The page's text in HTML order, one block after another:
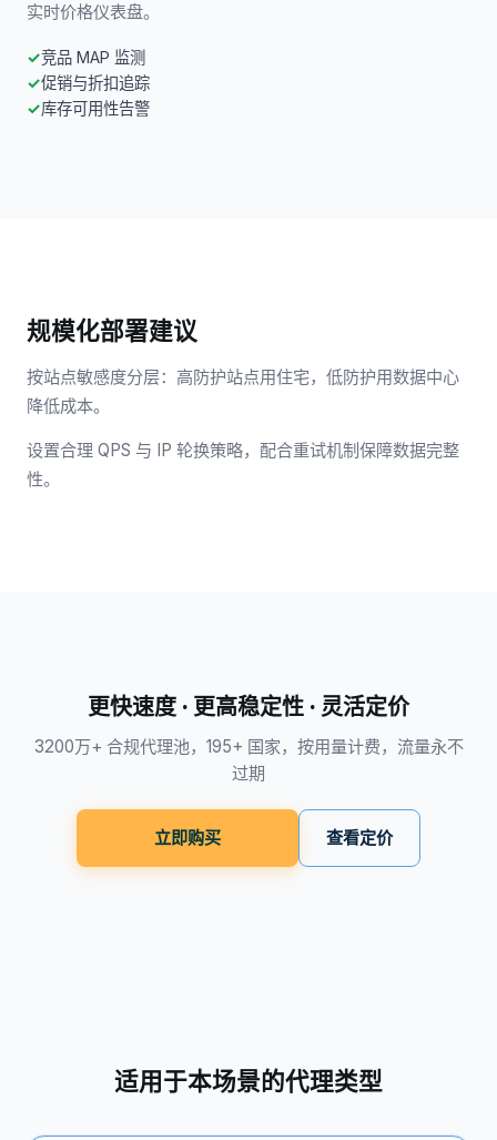
实时价格仪表盘。
竞品 MAP 监测
促销与折扣追踪
库存可用性告警
规模化部署建议
按站点敏感度分层：高防护站点用住宅，低防护用数据中心
降低成本。
设置合理 QPS 与 IP 轮换策略，配合重试机制保障数据完整
性。
更快速度 · 更高稳定性 · 灵活定价
3200万+ 合规代理池，195+ 国家，按用量计费，流量永不
过期
立即购买 查看定价
适用于本场景的代理类型